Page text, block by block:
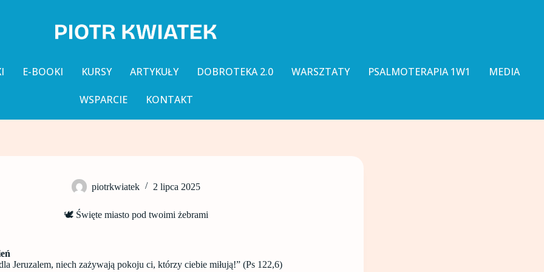
E-BOOKI KURSY ARTYKUŁY DOBROTEKA 2.0 WARSZTATY PSALMOTERAPIA 1W1 MEDIA
WSPARCIE KONTAKT
piotrkwiatek 2 lipca 2025
🕊️ Święte miasto pod twoimi żebrami
Jeruzalem, niech zażywają pokoju ci, którzy ciebie miłują!” (Ps 122,6)